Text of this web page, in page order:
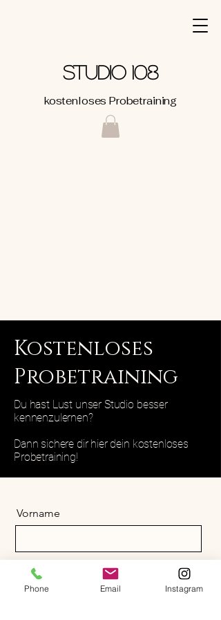
STUDIO 108
kostenloses Probetraining
Kostenloses
Probetraining
Du hast Lust unser Studio besser
kennenzulernen?
Dann sichere dir hier dein kostenloses
Probetraining!
Vorname
Nachname
Phone Email Instagram